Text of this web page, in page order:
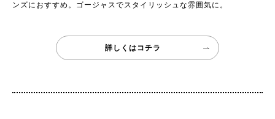
ンズにおすすめ。ゴージャスでスタイリッシュな雰囲気に。
詳しくはコチラ